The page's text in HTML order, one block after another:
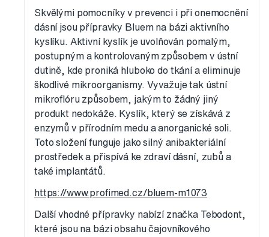
Skvělými pomocníky v prevenci i při onemocnění
dásní jsou přípravky Bluem na bázi aktivního
kyslíku. Aktivní kyslík je uvolňován pomalým,
postupným a kontrolovaným způsobem v ústní
dutině, kde proniká hluboko do tkání a eliminuje
škodlivé mikroorganismy. Vyvažuje tak ústní
mikroflóru způsobem, jakým to žádný jiný
produkt nedokáže. Kyslík, který se získává z
enzymů v přírodním medu a anorganické soli.
Toto složení funguje jako silný anibakteriální
prostředek a přispívá ke zdraví dásní, zubů a
také implantátů.
https://www.profimed.cz/bluem-m1073
Další vhodné přípravky nabízí značka Tebodont,
které jsou na bázi obsahu čajovníkového